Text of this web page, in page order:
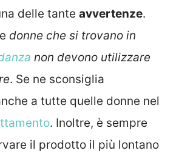
delle tante avvertenze.
donne che si trovano in
non devono utilizzare
. Se ne sconsiglia
a tutte quelle donne nel
. Inoltre, è sempre
il prodotto il più lontano